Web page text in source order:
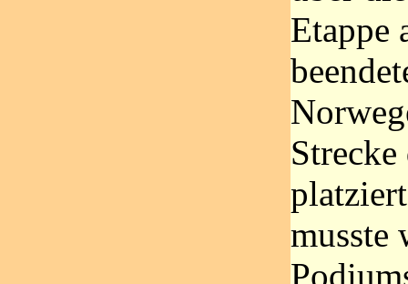
Etappe
musste